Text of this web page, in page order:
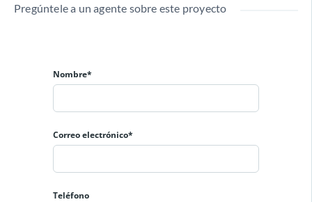
Pregúntele a un agente sobre este proyecto
Nombre*
Correo electrónico*
Teléfono